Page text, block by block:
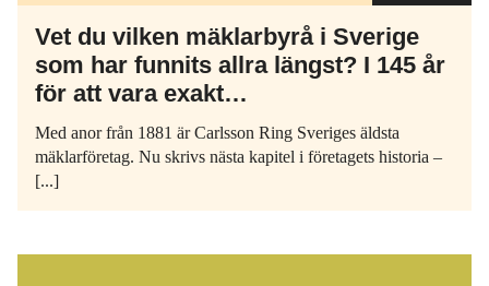
Vet du vilken mäklarbyrå i Sverige
som har funnits allra längst? I 145 år
för att vara exakt…
Med anor från 1881 är Carlsson Ring Sveriges äldsta
mäklarföretag. Nu skrivs nästa kapitel i företagets historia –
[...]